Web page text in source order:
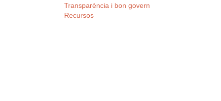
Transparència i bon govern
Recursos